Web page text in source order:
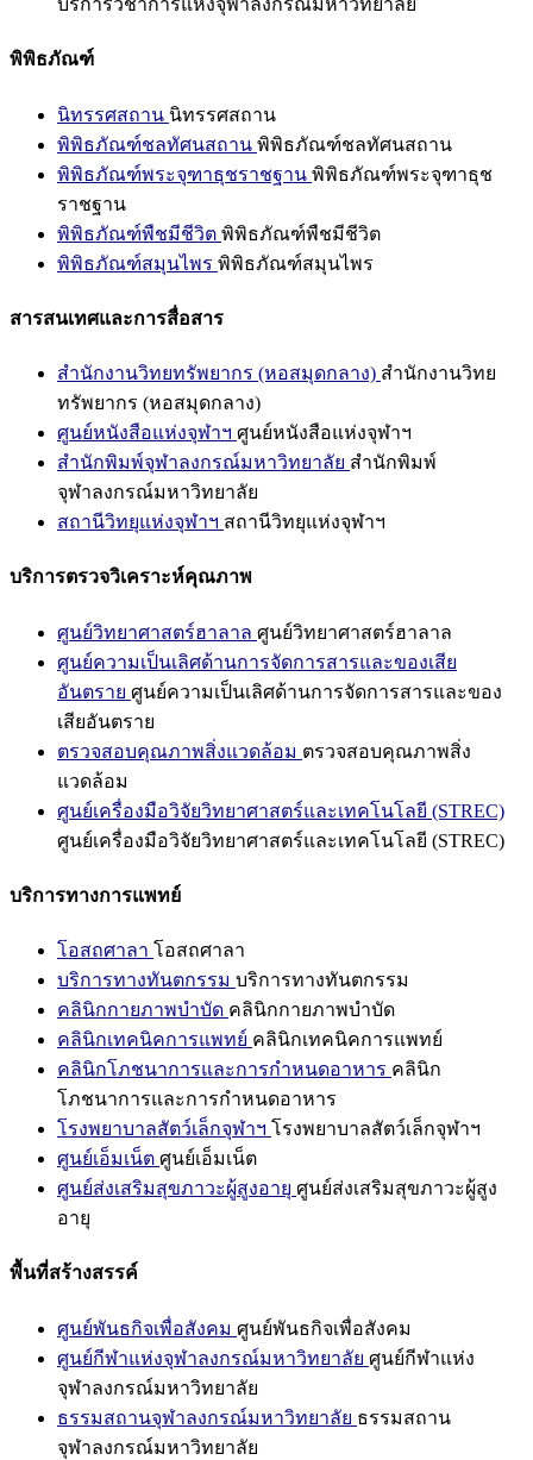
บริการวิชาการแห่งจุฬาลงกรณ์มหาวิทยาลัย
พิพิธภัณฑ์
นิทรรศสถาน นิทรรศสถาน
พิพิธภัณฑ์ชลทัศนสถาน พิพิธภัณฑ์ชลทัศนสถาน
พิพิธภัณฑ์พระจุฑาธุชราชฐาน พิพิธภัณฑ์พระจุฑาธุช
ราชฐาน
พิพิธภัณฑ์พืชมีชีวิต พิพิธภัณฑ์พืชมีชีวิต
พิพิธภัณฑ์สมุนไพร พิพิธภัณฑ์สมุนไพร
สารสนเทศและการสื่อสาร
สำนักงานวิทยทรัพยากร (หอสมุดกลาง) สำนักงานวิทย
ทรัพยากร (หอสมุดกลาง)
ศูนย์หนังสือแห่งจุฬาฯ ศูนย์หนังสือแห่งจุฬาฯ
สำนักพิมพ์จุฬาลงกรณ์มหาวิทยาลัย สำนักพิมพ์
จุฬาลงกรณ์มหาวิทยาลัย
สถานีวิทยุแห่งจุฬาฯ สถานีวิทยุแห่งจุฬาฯ
บริการตรวจวิเคราะห์คุณภาพ
ศูนย์วิทยาศาสตร์ฮาลาล ศูนย์วิทยาศาสตร์ฮาลาล
ศูนย์ความเป็นเลิศด้านการจัดการสารและของเสีย
อันตราย ศูนย์ความเป็นเลิศด้านการจัดการสารและของ
เสียอันตราย
ตรวจสอบคุณภาพสิ่งแวดล้อม ตรวจสอบคุณภาพสิ่ง
แวดล้อม
ศูนย์เครื่องมือวิจัยวิทยาศาสตร์และเทคโนโลยี (STREC)
ศูนย์เครื่องมือวิจัยวิทยาศาสตร์และเทคโนโลยี (STREC)
บริการทางการแพทย์
โอสถศาลา โอสถศาลา
บริการทางทันตกรรม บริการทางทันตกรรม
คลินิกกายภาพบำบัด คลินิกกายภาพบำบัด
คลินิกเทคนิคการแพทย์ คลินิกเทคนิคการแพทย์
คลินิกโภชนาการและการกำหนดอาหาร คลินิก
โภชนาการและการกำหนดอาหาร
โรงพยาบาลสัตว์เล็กจุฬาฯ โรงพยาบาลสัตว์เล็กจุฬาฯ
ศูนย์เอ็มเน็ต ศูนย์เอ็มเน็ต
ศูนย์ส่งเสริมสุขภาวะผู้สูงอายุ ศูนย์ส่งเสริมสุขภาวะผู้สูง
อายุ
พื้นที่สร้างสรรค์
ศูนย์พันธกิจเพื่อสังคม ศูนย์พันธกิจเพื่อสังคม
ศูนย์กีฬาแห่งจุฬาลงกรณ์มหาวิทยาลัย ศูนย์กีฬาแห่ง
จุฬาลงกรณ์มหาวิทยาลัย
ธรรมสถานจุฬาลงกรณ์มหาวิทยาลัย ธรรมสถาน
จุฬาลงกรณ์มหาวิทยาลัย